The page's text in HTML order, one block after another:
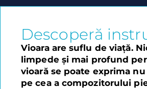
Descoperă
Vioara are suflu de viață.
limpede și mai profund
vioară se poate exprima
pe cea a compozitorului